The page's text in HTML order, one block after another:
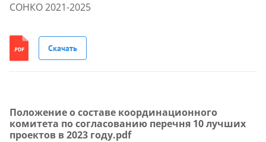
СОНКО 2021-2025
Скачать
Положение о составе координационного
комитета по согласованию перечня 10 лучших
проектов в 2023 году.pdf